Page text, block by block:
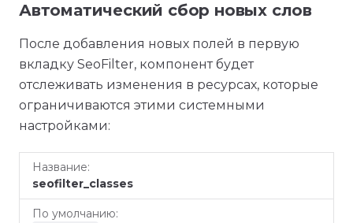
Автоматический сбор новых слов
После добавления новых полей в первую
вкладку SeoFilter, компонент будет
отслеживать изменения в ресурсах, которые
ограничиваются этими системными
настройками:
Название
умолчанию
seofilter_classes